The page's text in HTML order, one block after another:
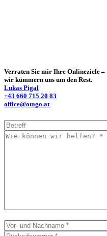
Verraten Sie mir Ihre Onlineziele –
wir kümmern uns um den Rest.
Lukas Pigal
+43 660 715 20 83
office@otago.at